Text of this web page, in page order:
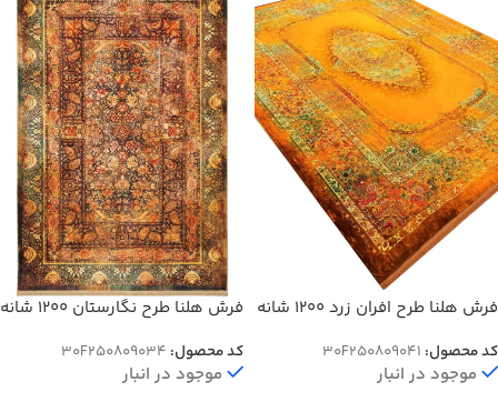
فرش هلنا طرح افران زرد 1200 شانه
کد محصول: 30F250809041
موجود در انبار
فرش هلنا طرح نگارستان 1200 شانه
کد محصول: 30F250809034
موجود در انبار